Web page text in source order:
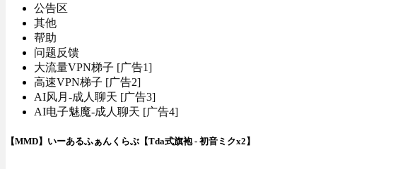
公告区
其他
帮助
问题反馈
大流量VPN梯子 [广告1]
高速VPN梯子 [广告2]
AI风月-成人聊天 [广告3]
AI电子魅魔-成人聊天 [广告4]
【MMD】いーあるふぁんくらぶ【Tda式旗袍 - 初音ミクx2】